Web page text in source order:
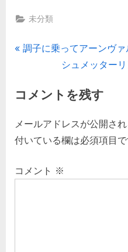
て
た。
未分類
投
ナ
ビ
ゲ
ー
P
v
u
P
調子に乗ってアーンヴ
N
x
P
o
t
シュメッター
コメントを残す
メールアドレスが公開さ
付いている欄は必須項目
コメント ※